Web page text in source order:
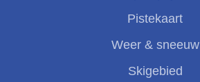
Pistekaart
Weer & sneeuw
Skigebied